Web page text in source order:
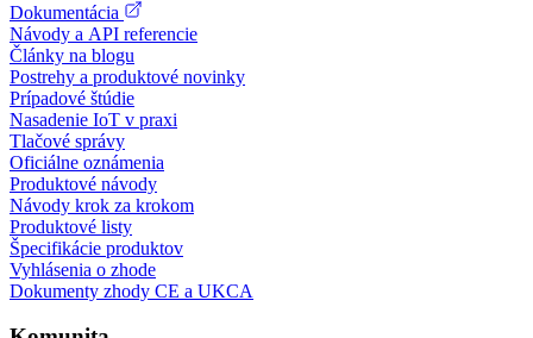
Dokumentácia
Návody a API referencie
Články na blogu
Postrehy a produktové novinky
Prípadové štúdie
Nasadenie IoT v praxi
Tlačové správy
Oficiálne oznámenia
Produktové návody
Návody krok za krokom
Produktové listy
Špecifikácie produktov
Vyhlásenia o zhode
Dokumenty zhody CE a UKCA